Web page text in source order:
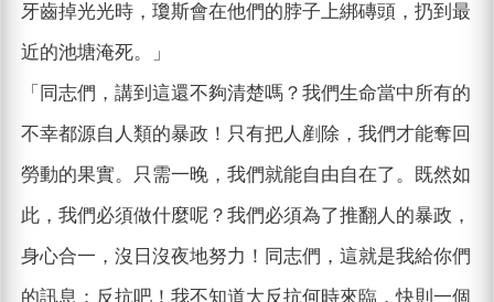
牙齒掉光光時，瓊斯會在他們的脖子上綁磚頭，扔到最
近的池塘淹死。」
「同志們，講到這還不夠清楚嗎？我們生命當中所有的
不幸都源自人類的暴政！只有把人剷除，我們才能奪回
勞動的果實。只需一晚，我們就能自由自在了。既然如
此，我們必須做什麼呢？我們必須為了推翻人的暴政，
身心合一，沒日沒夜地努力！同志們，這就是我給你們
的訊息：反抗吧！我不知道大反抗何時來臨，快則一個